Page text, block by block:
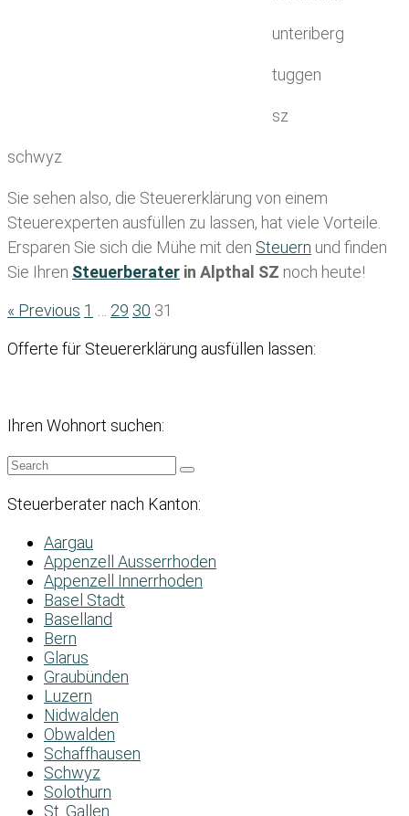
unteriberg
tuggen
sz
schwyz
Sie sehen also, die Steuererklärung von einem
Steuerexperten ausfüllen zu lassen, hat viele Vorteile.
Ersparen Sie sich die Mühe mit den Steuern und finden
Sie Ihren Steuerberater in Alpthal SZ noch heute!
« Previous 1 29 30 31
Offerte für Steuererklärung ausfüllen lassen:
Ihren Wohnort suchen:
Steuerberater nach Kanton:
Aargau
Appenzell Ausserrhoden
Appenzell Innerrhoden
Basel Stadt
Baselland
Bern
Glarus
Graubünden
Luzern
Nidwalden
Obwalden
Schaffhausen
Schwyz
Solothurn
St. Gallen